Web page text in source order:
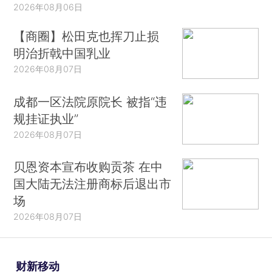
2026年08月06日
【商圈】松田克也挥刀止损
明治折戟中国乳业
2026年08月07日
成都一区法院原院长 被指“违
规挂证执业”
2026年08月07日
贝恩资本宣布收购贡茶 在中
国大陆无法注册商标后退出市
场
2026年08月07日
财新移动